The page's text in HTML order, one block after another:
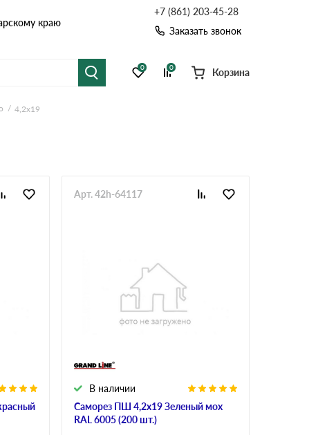
краю
+7 (861) 203-45-28
Заказать звонок
черепица
системы Софиты
0 0 Корзина
4,2х19
Саморез ПШ 4,2х19 Зеленый мох
RAL 6005 (200 шт.)
В наличии
Арт. 42h-64117